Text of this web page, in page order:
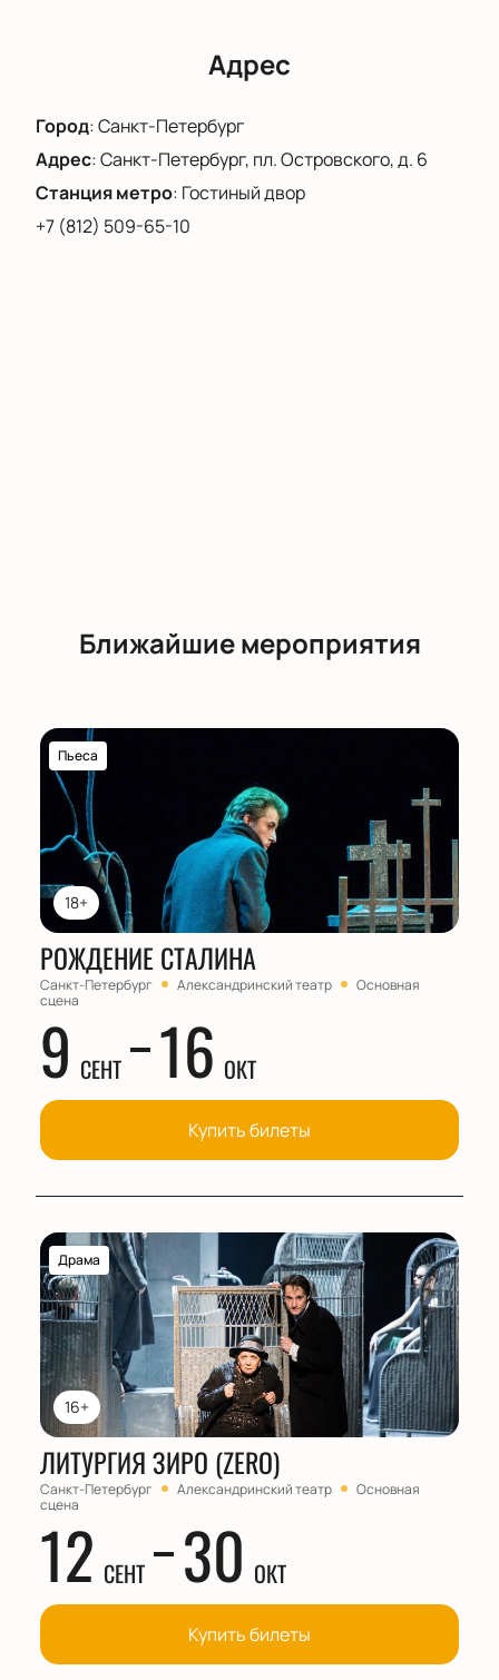
Адрес
Город:Санкт-Петербург
Адрес:Санкт-Петербург, пл. Островского, д. 6
Станция метро: Гостиный двор
+7 (812) 509-65-10
Ближайшие мероприятия
18+
Пьеса
РОЖДЕНИЕ СТАЛИНА
Санкт-Петербург Александринский театр
Основная
сцена
9 СЕНТ 16 ОКТ
Купить билеты
16+
Драма
ЛИТУРГИЯ ЗИРО (ZERO)
Санкт-Петербург Александринский театр
Основная
сцена
12 СЕНТ 30 ОКТ
Купить билеты